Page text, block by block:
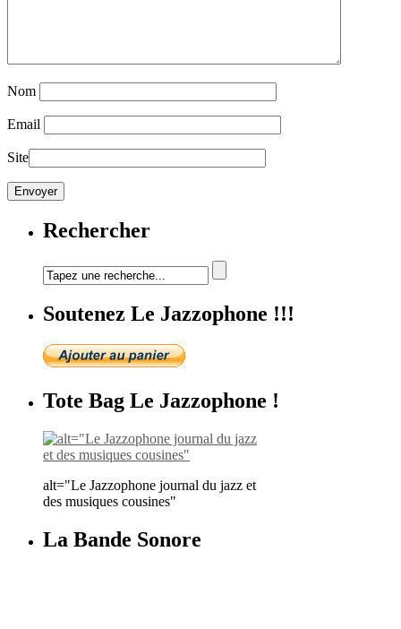
Nom
Email
Site
Rechercher
Soutenez Le Jazzophone !!!
Tote Bag Le Jazzophone !
alt="Le Jazzophone journal du jazz et
des musiques cousines"
La Bande Sonore